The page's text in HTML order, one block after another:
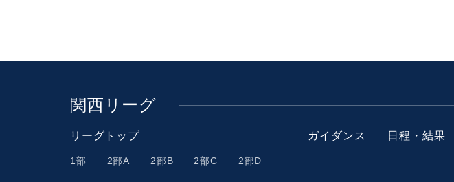
関西リーグ
リーグトップ
1部 2部A 2部B 2部C 2部D
ガイダンス 日程・結果